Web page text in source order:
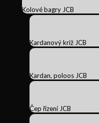
Kolové bagry JCB
Kardanový kríž JCB
Kardan, poloos JCB
Čep řízení JCB